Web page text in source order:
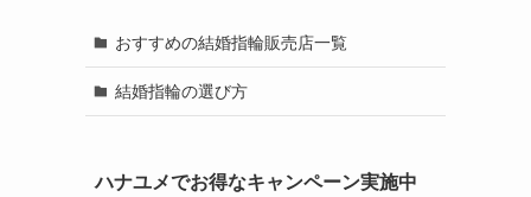
おすすめの結婚指輪販売店一覧
結婚指輪の選び方
ハナユメでお得なキャンペーン実施中